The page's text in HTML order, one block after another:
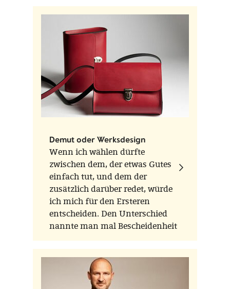
Demut oder Werksdesign
Wenn ich wählen dürfte
zwischen dem, der etwas Gutes
einfach tut, und dem der
zusätzlich darüber redet, würde
ich mich für den Ersteren
entscheiden. Den Unterschied
nannte man mal Bescheidenheit
oder Demut.